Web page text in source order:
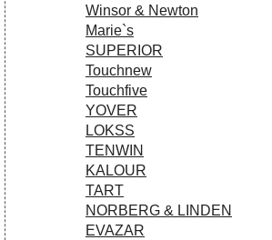
Winsor & Newton
Marie`s
SUPERIOR
Touchnew
Touchfive
YOVER
LOKSS
TENWIN
KALOUR
TART
NORBERG & LINDEN
EVAZAR